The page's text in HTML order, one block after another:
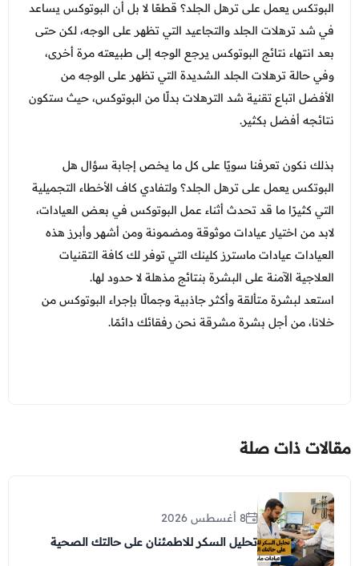
البوتكس يعمل على ترهل الجلد؟ قطعًا لا بل أن البوتوكس يساعد
في شد ترهلات الجلد والتجاعيد التي تظهر على الوجه، لكن حتى
بعد انتهاء نتائج البوتوكس يرجع الوجه إلى طبيعته مرة أخرى،
وفي حالة ترهلات الجلد الشديدة التي تظهر على الوجه من
الأفضل اتباع تقنية شد الترهلات بدلًا من البوتوكس، حيث ستكون
نتائجه أفضل بكثير.
بذلك نكون تعرفنا سويًا على كل ما يخص إجابة سؤال هل
البوتكس يعمل على ترهل الجلد؟ ولتفادي كاف الأخطاء التجميلية
التي كثيرًا ما قد تحدث أثناء عمل البوتوكس في بعض العيادات،
لابد من اختيار عيادات موثوقة ومضمونة ومن أشهر وأبرز هذه
العيادات عيادات ماسترز كلينك التي توفر لك كافة التقنيات
العلاجية الآمنة على البشرة بنتائج مذهلة لا حدود لها.
استعد لبشرة متألقة وأكثر جاذبية وجمالًا بإجراء البوتوكس من
خلانا، من أجل بشرة مشرقة نحن رفقائك دائمًا.
مقالات ذات صلة
8 أغسطس 2026
تحليل السكر للاطمئنان على حالتك الصحية